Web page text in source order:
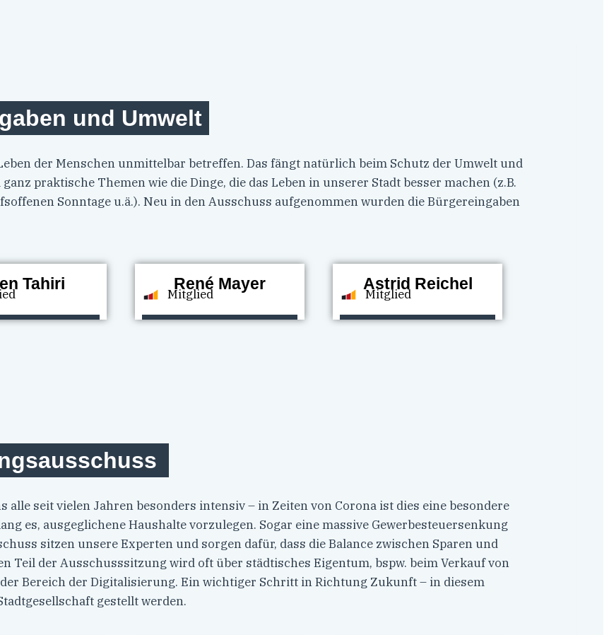
und Umwelt
der Menschen unmittelbar betreffen. Das fängt natürlich beim Schutz der Umwelt und
praktische Themen wie die Dinge, die das Leben in unserer Stadt besser machen (z.B.
Sonntage u.ä.). Neu in den Ausschuss aufgenommen wurden die Bürgereingaben
Tahiri René Mayer
Mitglied
Astrid Reichel
Mitglied
alle seit vielen Jahren besonders intensiv – in Zeiten von Corona ist dies eine besondere
es, ausgeglichene Haushalte vorzulegen. Sogar eine massive Gewerbesteuersenkung
sitzen unsere Experten und sorgen dafür, dass die Balance zwischen Sparen und
Teil der Ausschusssitzung wird oft über städtisches Eigentum, bspw. beim Verkauf von
Bereich der Digitalisierung. Ein wichtiger Schritt in Richtung Zukunft – in diesem
gestellt werden.